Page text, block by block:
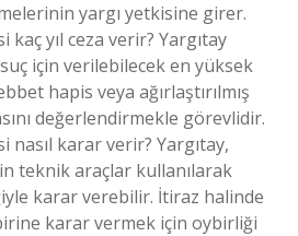
yargı yetkisine girer.
kaç yıl ceza verir? Yargıtay
için verilebilecek en yüksek
hapis veya ağırlaştırılmış
değerlendirmekle görevlidir.
nasıl karar verir? Yargıtay,
teknik araçlar kullanılarak
karar verebilir. İtiraz halinde
karar vermek için oybirliği